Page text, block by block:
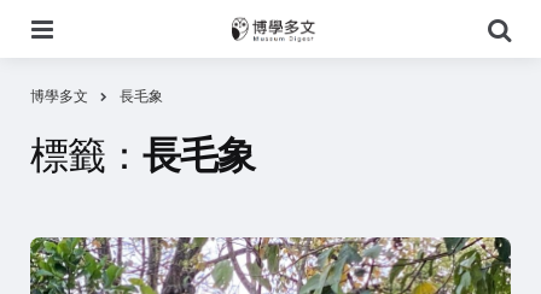
尋
博學多文 長毛象
標籤： 長毛象